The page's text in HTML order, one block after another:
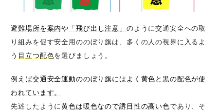
避難場所を案内や 「飛び出し注意」 のように交通安全への取
り組みを促す安全用ののぼり旗は、多くの人の視界に入るよ
う 目立つ配色を選びましょう。
例えば交通安全運動ののぼり旗にはよく黄色と黒の配色が使
われています。
先述したように黄色は暖色なので誘目性の高い色であり、そ